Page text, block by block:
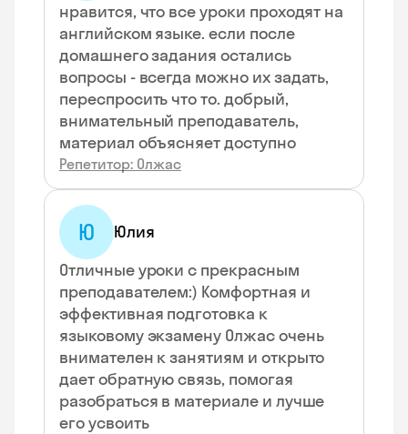
нравится, что все уроки проходят на
английском языке. если после
домашнего задания остались
вопросы - всегда можно их задать,
переспросить что то. добрый,
внимательный преподаватель,
материал объясняет доступно
Репетитор: Олжас
Ю
Юлия
Отличные уроки с прекрасным
преподавателем:) Комфортная и
эффективная подготовка к
языковому экзамену Олжас очень
внимателен к занятиям и открыто
дает обратную связь, помогая
разобраться в материале и лучше
его усвоить